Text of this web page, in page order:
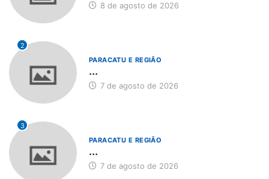
8 de agosto de 2026
2
PARACATU E REGIÃO
...
7 de agosto de 2026
3
PARACATU E REGIÃO
...
7 de agosto de 2026